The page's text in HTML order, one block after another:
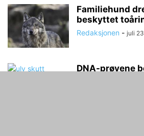
Familiehund
beskyttet
Redaksjonen - juli
DNA-prøvene